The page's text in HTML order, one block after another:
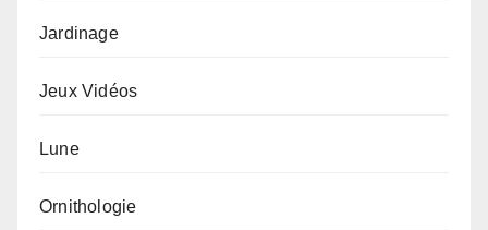
Jardinage
Jeux Vidéos
Lune
Ornithologie